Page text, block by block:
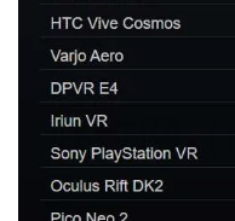
映维网